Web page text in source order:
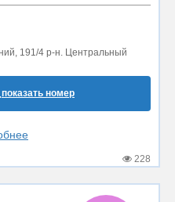
191/4 р-н. Центральный
показать номер
228